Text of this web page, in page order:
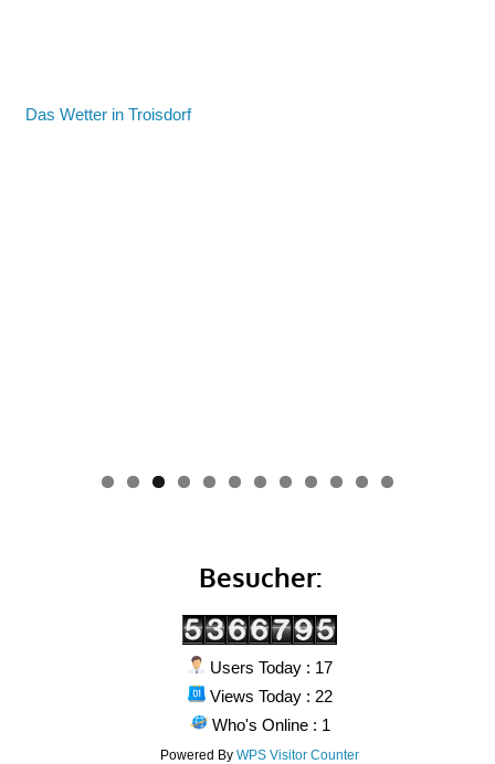
Das Wetter in Troisdorf
0 1 2
Besucher:
Users Today : 17
Views Today : 22
Who's Online : 1
Powered ByWPS Visitor Counter